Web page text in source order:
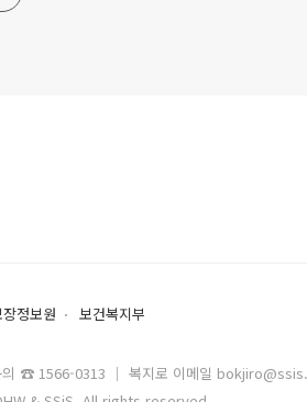
정보원 보건복지부
의 ☎ 1566-0313 ｜ 복지로 이메일